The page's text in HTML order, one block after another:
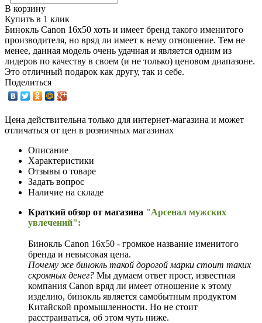
В корзину
Купить в 1 клик
Бинокль Canon 16х50 хоть и имеет бренд такого именитого
производителя, но вряд ли имеет к нему отношение. Тем не
менее, данная модель очень удачная и является одним из
лидеров по качеству в своем (и не только) ценовом диапазоне.
Это отличный подарок как другу, так и себе.
Поделиться
Цена действительна только для интернет-магазина и может
отличаться от цен в розничных магазинах
Описание
Характеристики
Отзывы о товаре
Задать вопрос
Наличие на складе
Краткий обзор от магазина "Арсенал мужских
увлечений":
Бинокль Canon 16х50 - громкое название именитого
бренда и невысокая цена.
Почему же бинокль такой дорогой марки стоит таких
скромных денег? Мы думаем ответ прост, известная
компания Canon вряд ли имеет отношение к этому
изделию, бинокль является самобытным продуктом
Китайской промышленности. Но не стоит
расстраиваться, об этом чуть ниже.